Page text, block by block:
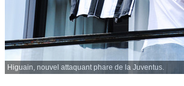
Higuain, nouvel attaquant phare de la Juventus.